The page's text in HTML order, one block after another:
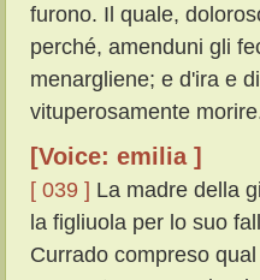
furono. Il quale,
perché, amenduni gli
menargliene; e d'ira e
vituperosamente
[Voice: emilia ]
[ 039 ] La madre della
la figliuola per lo suo
Currado compreso